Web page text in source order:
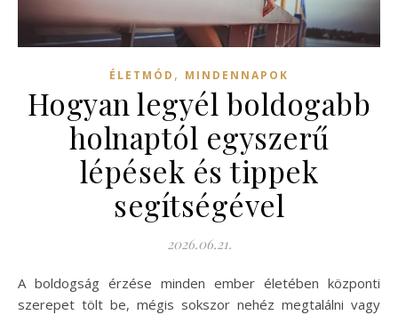
ÉLETMÓD , MINDENNAPOK
Hogyan legyél boldogabb
holnaptól egyszerű
lépések és tippek
segítségével
2026.06.21.
A boldogság érzése minden ember életében központi
szerepet tölt be, mégis sokszor nehéz megtalálni vagy